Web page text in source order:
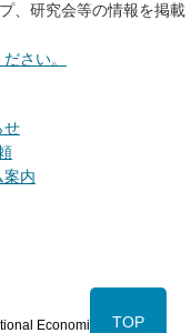
、研究会等の情報を掲載
さい。
せ
案内
TOP
Economics